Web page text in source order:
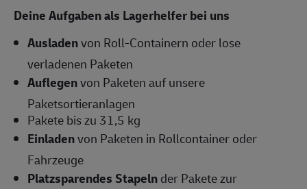
Deine Aufgaben als Lagerhelfer bei uns
Ausladenvon Roll-Containern oder lose
verladenen Paketen
Auflegenvon Paketen auf unsere
Paketsortieranlagen
Pakete bis zu 31,5 kg
Einladenvon Paketen in Rollcontainer oder
Fahrzeuge
Platzsparendes Stapelnder Pakete zur